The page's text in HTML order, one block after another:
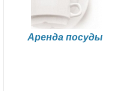
Аренда посуды